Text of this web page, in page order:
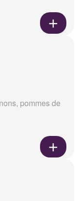
pommes de